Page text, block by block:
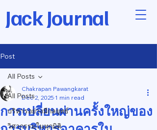
Jack Journal
Post
All Posts
บริหารอย่างมีกลยุทธ์
วิศวกรรมในทุกมิติ
All Posts
การเปลี่ยนผ่านครั้งใหญ่ของ
Chakrapan Pawangkarat
Dec 2, 2025 1 min read